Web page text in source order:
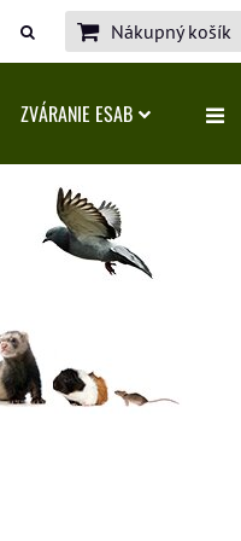
Nákupný košík
ZVÁRANIE ESAB